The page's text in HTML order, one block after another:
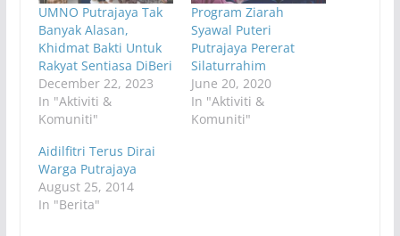
UMNO Putrajaya Tak
Banyak Alasan,
Khidmat Bakti Untuk
Rakyat Sentiasa DiBeri
December 22, 2023
In "Aktiviti &
Komuniti"
Program Ziarah
Syawal Puteri
Putrajaya Pererat
Silaturrahim
June 20, 2020
In "Aktiviti &
Komuniti"
Aidilfitri Terus Dirai
Warga Putrajaya
August 25, 2014
In "Berita"